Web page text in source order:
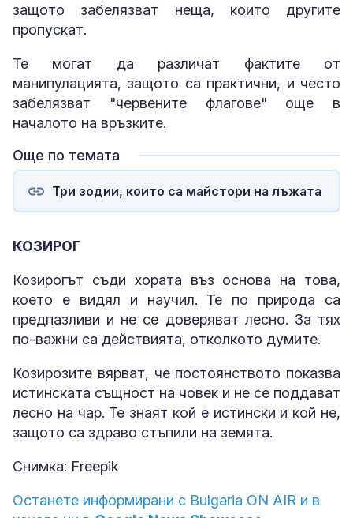
защото забелязват неща, които другите
пропускат.
Те могат да различат фактите от
манипулацията, защото са практични, и често
забелязват "червените флагове" още в
началото на връзките.
Още по темата
Три зодии, които са майстори на лъжата
КОЗИРОГ
Козирогът съди хората въз основа на това,
което е видял и научил. Те по природа са
предпазливи и не се доверяват лесно. За тях
по-важни са действията, отколкото думите.
Козирозите вярват, че постоянството показва
истинската същност на човек и не се поддават
лесно на чар. Те знаят кой е истински и кой не,
защото са здраво стъпили на земята.
Снимка: Freepik
Останете информирани с Bulgaria ON AIR и в